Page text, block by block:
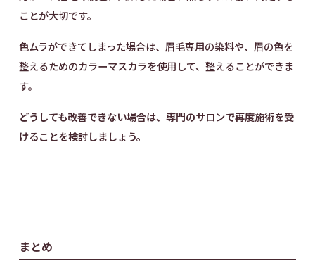
ことが大切です。
色ムラができてしまった場合は、眉毛専用の染料や、眉の色を
整えるためのカラーマスカラを使用して、整えることができま
す。
どうしても改善できない場合は、専門のサロンで再度施術を受
けることを検討しましょう。
まとめ